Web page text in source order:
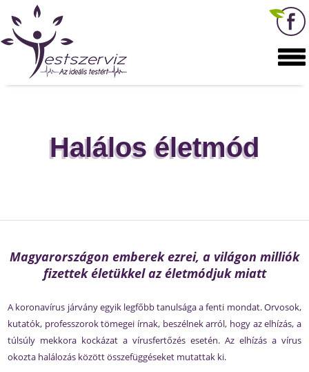
Halálos életmód
Magyarországon emberek ezrei, a világon milliók
fizettek életükkel az életmódjuk miatt
A koronavírus járvány egyik legfőbb tanulsága a fenti mondat. Orvosok,
kutatók, professzorok tömegei írnak, beszélnek arról, hogy az elhízás, a
túlsúly mekkora kockázat a vírusfertőzés esetén. Az elhízás a vírus
okozta halálozás között összefüggéseket mutattak ki.